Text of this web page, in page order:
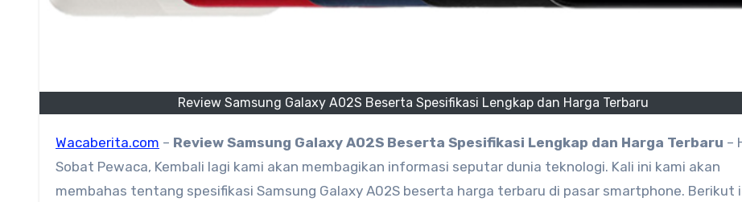
Review Samsung Galaxy A02S Beserta Spesifikasi Lengkap dan Harga Terbaru
Wacaberita.com – Review Samsung Galaxy A02S Beserta Spesifikasi Lengkap dan Harga Terbaru –
Sobat Pewaca, Kembali lagi kami akan membagikan informasi seputar dunia teknologi. Kali ini kami akan
membahas tentang spesifikasi Samsung Galaxy A02S beserta harga terbaru di pasar smartphone. Berikut